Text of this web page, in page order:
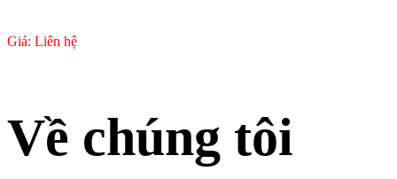
Giá: Liên hệ
Về chúng tôi